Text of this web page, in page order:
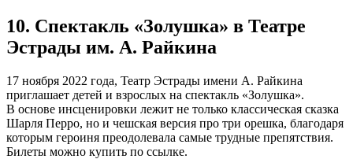
10. Спектакль «Золушка» в Театре
Эстрады им. А. Райкина
17 ноября 2022 года, Театр Эстрады имени А. Райкина
приглашает детей и взрослых на спектакль «Золушка».
В основе инсценировки лежит не только классическая сказка
Шарля Перро, но и чешская версия про три орешка, благодаря
которым героиня преодолевала самые трудные препятствия.
Билеты можно купить по ссылке.